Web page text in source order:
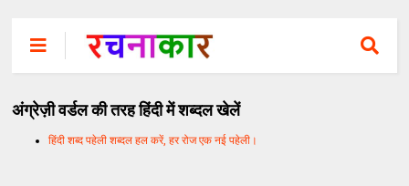
अंग्रेज़ी वर्डल की तरह हिंदी में शब्दल खेलें
हिंदी शब्द पहेली शब्दल हल करें, हर रोज एक नई पहेली।